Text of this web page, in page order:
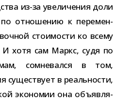
из-​за уве­ли­че­ния доли
по отно­ше­нию к пере­мен­
сто­и­мо­сти ко всему
И хотя сам Маркс, судя по
сомне­вался в том,
суще­ствует в реаль­но­сти,
эко­но­мии она объ­яв­ля­